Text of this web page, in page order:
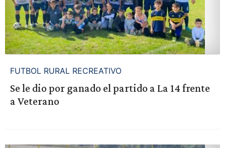
FUTBOL RURAL RECREATIVO
Se le dio por ganado el partido a La 14 frente
a Veterano